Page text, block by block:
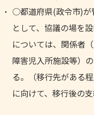
○都道府県(政令市)が
として、協議の場を
については、関係者
障害児入所施設等）
る。（移行先がある
に向けて、移行後の